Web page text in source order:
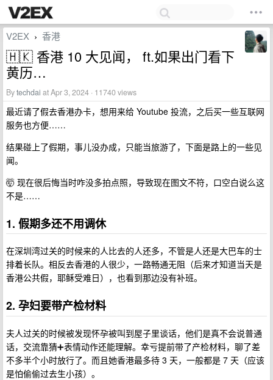
V2EX › 香港
🇭🇰 香港 10 大见闻， ft.如果出门看下
黄历…
Bytechdai at Apr 3, 2024 · 11740 views
最近请了假去香港办卡，想用来给 Youtube 投流，之后买一些互联网
服务也方便……
结果碰上了假期，事儿没办成，只能当旅游了，下面是路上的一些见
闻。
🤯 现在很后悔当时咋没多拍点照，导致现在图文不符，口空白说么这
不是……
1. 假期多还不用调休
在深圳湾过关的时候来的人比去的人还多，不管是人还是大巴车的士
排着长队。相反去香港的人很少，一路畅通无阻（后来才知道当天是
香港公共假，耶稣受难日），也看到那边没有补班。
2. 孕妇要带产检材料
夫人过关的时候被发现怀孕被叫到屋子里谈话，他们是真不会说普通
话，交流靠猜➕表情动作还能理解。幸亏提前带了产检材料，聊了差
不多半个小时放行了。而且她香港最多待 3 天，一般都是 7 天（应该
是怕偷偷过去生小孩）。